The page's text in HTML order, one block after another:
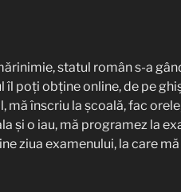
statul român s-a
îl poți obține online, de pe
mă înscriu la școală, fac
și o iau, mă programez la
ziua examenului, la care